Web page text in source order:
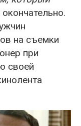
на съемки
при
своей